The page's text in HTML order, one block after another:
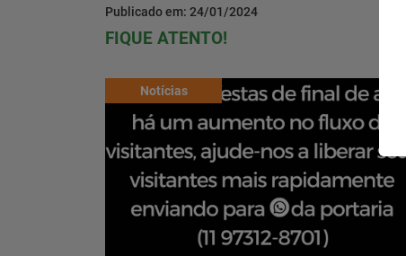
Publicado em: 24/01/2024
FIQUE ATENTO!
Notícias